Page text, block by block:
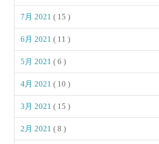
7月 2021( 15 )
6月 2021( 11 )
5月 2021( 6 )
4月 2021( 10 )
3月 2021( 15 )
2月 2021( 8 )